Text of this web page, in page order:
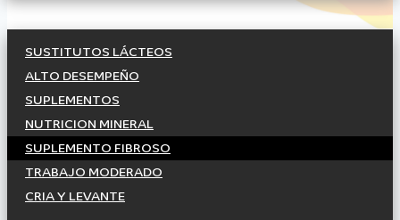
SUSTITUTOS LÁCTEOS
ALTO DESEMPEÑO
SUPLEMENTOS
NUTRICION MINERAL
SUPLEMENTO FIBROSO
TRABAJO MODERADO
CRIA Y LEVANTE